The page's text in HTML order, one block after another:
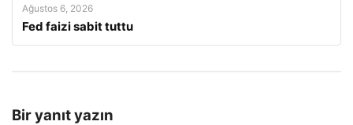
Ağustos 6, 2026
Fed faizi sabit tuttu
Bir yanıt yazın